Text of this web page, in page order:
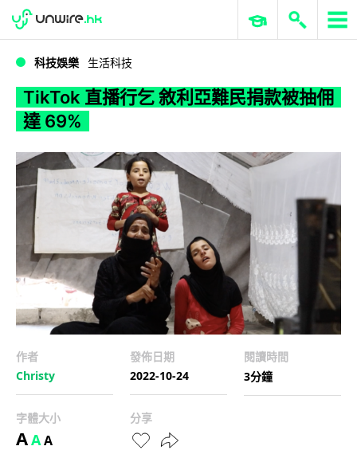
WWDC 2026 ERP 與商業 AI
科技娛樂 生活科技
TikTok 直播行乞 敘利亞難民捐款被抽佣
達 69%
作者
Christy
發佈日期
2022-10-24
閱讀時間
3分鐘
字體大小
AAA
分享